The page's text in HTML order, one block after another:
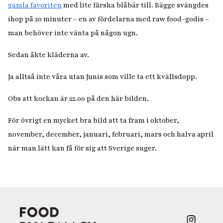
gamla favoritenmed lite färska blåbär till. Bägge svängdes
ihop på 20 minuter – en av fördelarna med raw food-godis –
man behöver inte vänta på någon ugn.
Sedan åkte kläderna av.
Ja alltså inte våra utan Junis som ville ta ett kvällsdopp.
Obs att kockan är 22.00 på den här bilden.
För övrigt en mycket bra bild att ta fram i oktober,
november, december, januari, februari, mars och halva april
när man lätt kan få för sig att Sverige suger.